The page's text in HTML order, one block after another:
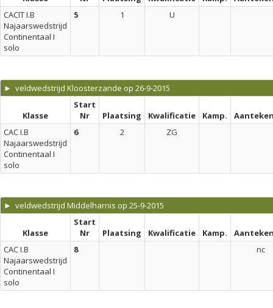
CACIT I.B
Najaarswedstrijd
Continentaal I
solo
5 1 U
► veldwedstrijd Kloosterzande op 26-9-2015
Klasse
Start
Nr
Plaatsing Kwalificatie Kamp.
CAC I.B
Najaarswedstrijd
Continentaal I
solo
6 2 ZG
► veldwedstrijd Middelharnis op 25-9-2015
Klasse
Start
Nr
Plaatsing Kwalificatie Kamp.
CAC I.B
Najaarswedstrijd
Continentaal I
solo
8 nc